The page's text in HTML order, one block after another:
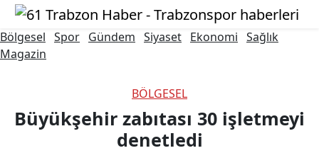
Bölgesel Spor Gündem Siyaset Ekonomi Sağlık
Magazin
BÖLGESEL
Büyükşehir zabıtası 30 işletmeyi
denetledi